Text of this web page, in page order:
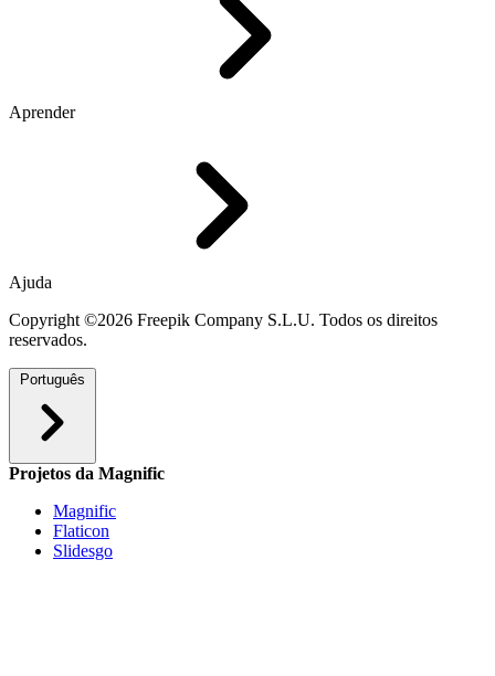
Aprender
Ajuda
Copyright ©2026 Freepik Company S.L.U. Todos os direitos
reservados.
Português
Projetos da Magnific
Magnific
Flaticon
Slidesgo